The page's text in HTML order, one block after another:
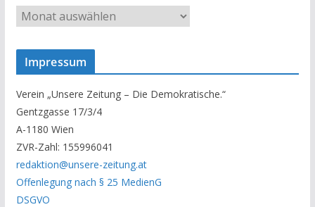
U
n
s
A
r
c
h
i
v
Impressum
Verein „Unsere Zeitung – Die Demokratische.“
Gentzgasse 17/3/4
A-1180 Wien
ZVR-Zahl: 155996041
redaktion@unsere-zeitung.at
Offenlegung nach § 25 MedienG
DSGVO